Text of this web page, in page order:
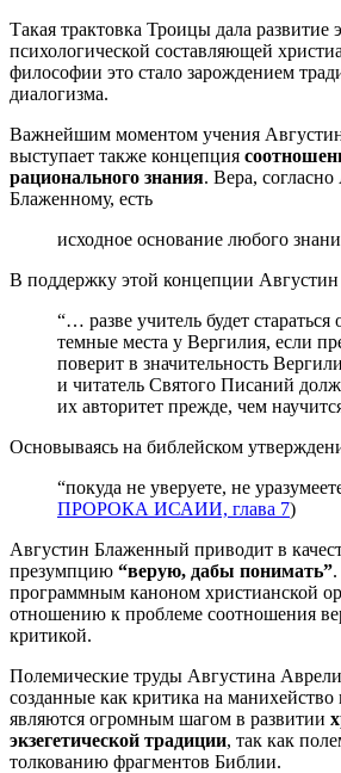
Такая трактовка Троицы дала развитие
психологической составляющей
философии это стало зарождением
диалогизма.
Важнейшим моментом учения
выступает также концепция
рационального знания. Вера,
Блаженному, есть
исходное основание любого
В поддержку этой концепции Августин
“… разве учитель будет стараться
темные места у Вергилия, если
поверит в значительность
и читатель Святого Писаний
их авторитет прежде, чем
Основываясь на библейском
“покуда не уверуете, не
ПРОРОКА ИСАИИ, глава 7)
Августин Блаженный приводит в
презумпцию “верую, дабы понимать”
программным каноном христианской
отношению к проблеме соотношения
критикой.
Полемические труды Августина
созданные как критика на манихейство
являются огромным шагом в развитии
экзегетической традиции, так как
толкованию фрагментов Библии.